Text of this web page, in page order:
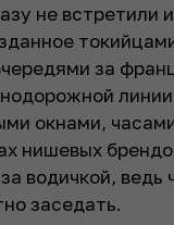
не встретили
за
окнами,
нишевых
водичкой, ведь
заседать.